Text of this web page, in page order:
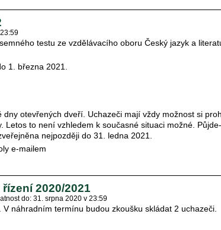
testu ze vzdělávacího oboru Český jazyk a
1. března 2021.
otevřených dveří. Uchazeči mají vždy možnost si
to není vzhledem k současné situaci možné.
nejpozději do 31. ledna 2021.
e-mailem
2020/2021
do: 31. srpna 2020 v 23:59
náhradním termínu budou zkoušku skládat 2 uchazeči.